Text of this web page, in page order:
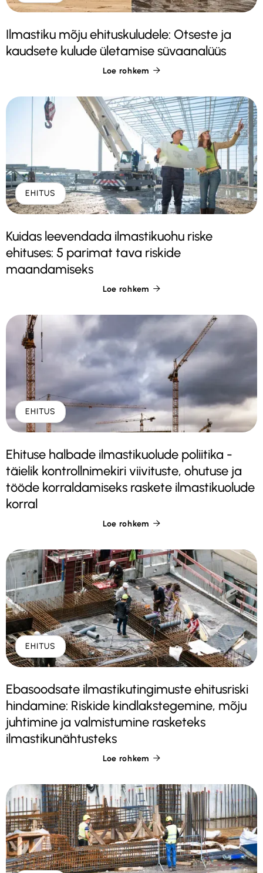
Ilmastiku mõju ehituskuludele: Otseste ja
kaudsete kulude ületamise süvaanalüüs
Loe rohkem 
EHITUS
Kuidas leevendada ilmastikuohu riske
ehituses: 5 parimat tava riskide
maandamiseks
Loe rohkem 
EHITUS
Ehituse halbade ilmastikuolude poliitika -
täielik kontrollnimekiri viivituste, ohutuse ja
tööde korraldamiseks raskete ilmastikuolude
korral
Loe rohkem 
EHITUS
Ebasoodsate ilmastikutingimuste ehitusriski
hindamine: Riskide kindlakstegemine, mõju
juhtimine ja valmistumine rasketeks
ilmastikunähtusteks
Loe rohkem 